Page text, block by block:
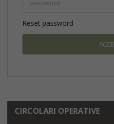
Reset password
CIRCOLARI OPERATIVE